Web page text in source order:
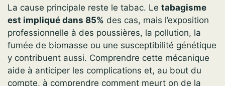
La cause principale reste le tabac. Le tabagisme
est impliqué dans 85% des cas, mais l’exposition
professionnelle à des poussières, la pollution, la
fumée de biomasse ou une susceptibilité génétique
y contribuent aussi. Comprendre cette mécanique
aide à anticiper les complications et, au bout du
compte, à comprendre comment meurt on de la